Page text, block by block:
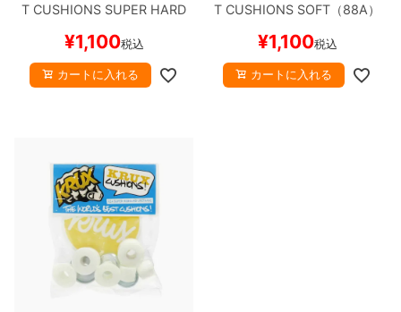
T CUSHIONS SUPER HARD
ボー
¥1,100税込
カートに入れる
T CUSHIONS SOFT（88A）
¥1,100税込
カートに入れる